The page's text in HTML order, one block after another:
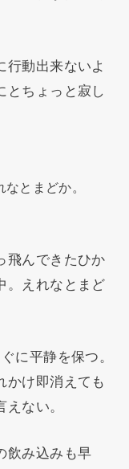
行動出来ないよ
とちょっと寂し
とまどか。
飛んできたひか
。えれなとまど
に平静を保つ。
かけ即消えても
ない。
飲み込みも早